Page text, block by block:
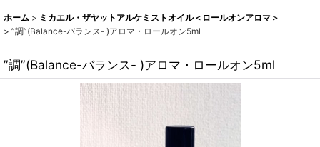
ホーム > ミカエル・ザヤットアルケミストオイル＜ロールオンアロマ＞
> ”調”(Balance-バランス- )アロマ・ロールオン5ml
”調”(Balance-バランス- )アロマ・ロールオン5ml